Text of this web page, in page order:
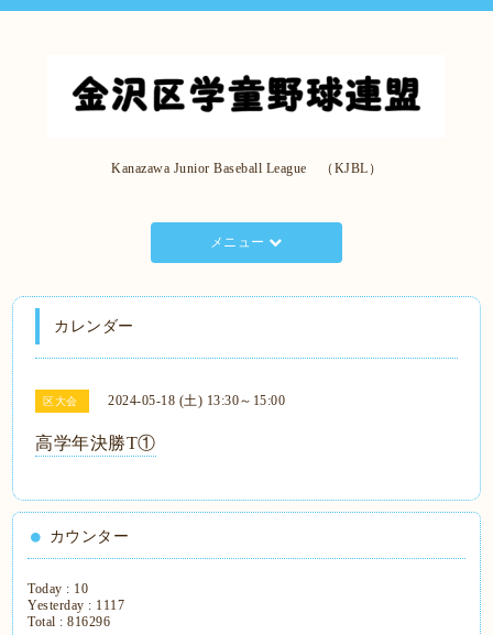
Kanazawa Junior Baseball League （KJBL）
メニュー
カレンダー
区大会 2024-05-18 (土) 13:30～15:00
高学年決勝T①
カウンター
Today : 10
Yesterday : 1117
Total :816296